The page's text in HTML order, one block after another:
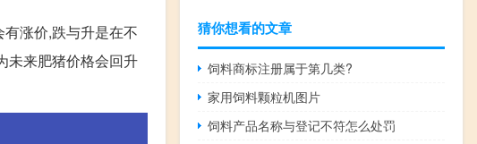
涨价,跌与升是在不
未来肥猪价格会回升
猜你想看的文章
饲料商标注册属于第几类?
家用饲料颗粒机图片
饲料产品名称与登记不符怎么处罚